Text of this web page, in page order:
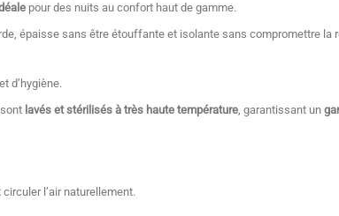
pour des nuits au confort haut de gamme.
épaisse sans être étouffante et isolante sans compromettre la
d’hygiène.
lavés et stérilisés à très haute température , garantissant un
l’air naturellement.